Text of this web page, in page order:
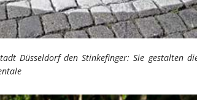
Düsseldorf den Stinkefinger: Sie gestalten